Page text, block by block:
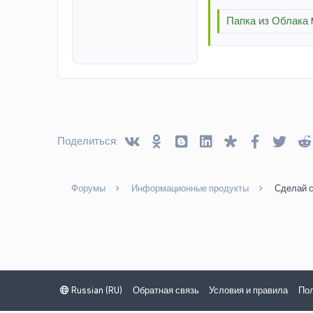
Папка из Облака
Поделиться: VkontakteOdnoklassniki
BloggerLinked InDiasporaFacebook
Twitter
Форумы Информационные продукты Сделай
Russian (RU) Обратная связь Условия и правила